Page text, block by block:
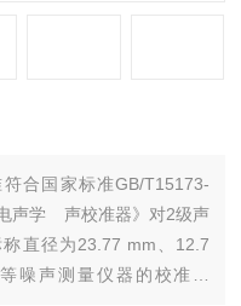
合国家标准GB/T15173-
声学 声校准器》对2级声
直径为23.77 mm、12.7
噪声测量仪器的校准。